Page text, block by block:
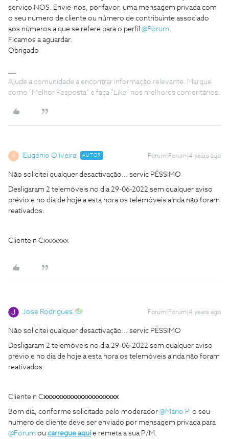
serviço NOS. Envie-nos, por favor, uma mensagem privada com
o seu número de cliente ou número de contribuinte associado
aos números a que se refere para o perfil @Fórum.
Ficamos a aguardar.
Obrigado
Ajude a comunidade a encontrar informação relevante. Marque
como "Melhor Resposta" e faça "Like" nos melhores comentários.
E Eugénio Oliveira AUTOR Forum|Forum|4 years ago
Não solicitei qualquer desactivação... servic PÉSSIMO
Desligaram 2 telemóveis no dia 29-06-2022 sem qualquer aviso
prévio e no dia de hoje a esta hora os telemóveis ainda não foram
reativados.
Cliente n Cxxxxxxx
Jose Rodrigues Forum|Forum|4 years ago
Não solicitei qualquer desactivação... servic PÉSSIMO
Desligaram 2 telemóveis no dia 29-06-2022 sem qualquer aviso
prévio e no dia de hoje a esta hora os telemóveis ainda não foram
reativados.
Cliente n Cxxxxxxxxxxxxxxxxxxxxx
Bom dia, conforme solicitado pelo moderador @Mário P. o seu
numero de cliente deve ser enviado por mensagem privada para
@Fórum ou carregue aqui e remeta a sua P/M.